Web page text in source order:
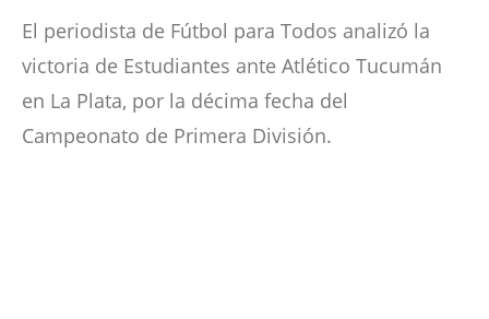
El periodista de Fútbol para Todos analizó la
victoria de Estudiantes ante Atlético Tucumán
en La Plata, por la décima fecha del
Campeonato de Primera División.